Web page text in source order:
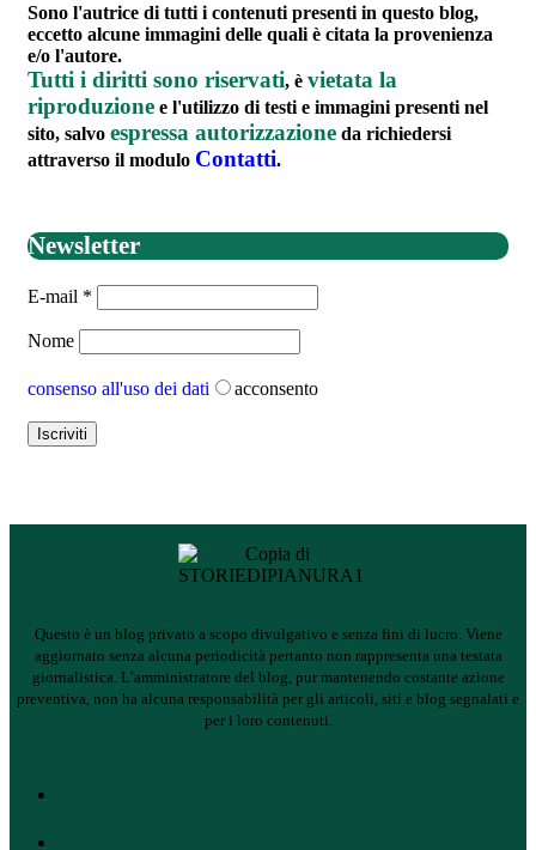
Sono l'autrice di tutti i contenuti presenti in questo blog,
eccetto alcune immagini delle quali è citata la provenienza
e/o l'autore.
Tutti i diritti sono riservati, è vietata la
riproduzione e l'utilizzo di testi e immagini presenti nel
sito, salvo espressa autorizzazione da richiedersi
attraverso il modulo Contatti.
Newsletter
E-mail *
Nome
consenso all'uso dei dati acconsento
Questo è un blog privato a scopo divulgativo e senza fini di lucro. Viene
aggiornato senza alcuna periodicità pertanto non rappresenta una testata
giornalistica. L’amministratore del blog, pur mantenendo costante azione
preventiva, non ha alcuna responsabilità per gli articoli, siti e blog segnalati e
per i loro contenuti.